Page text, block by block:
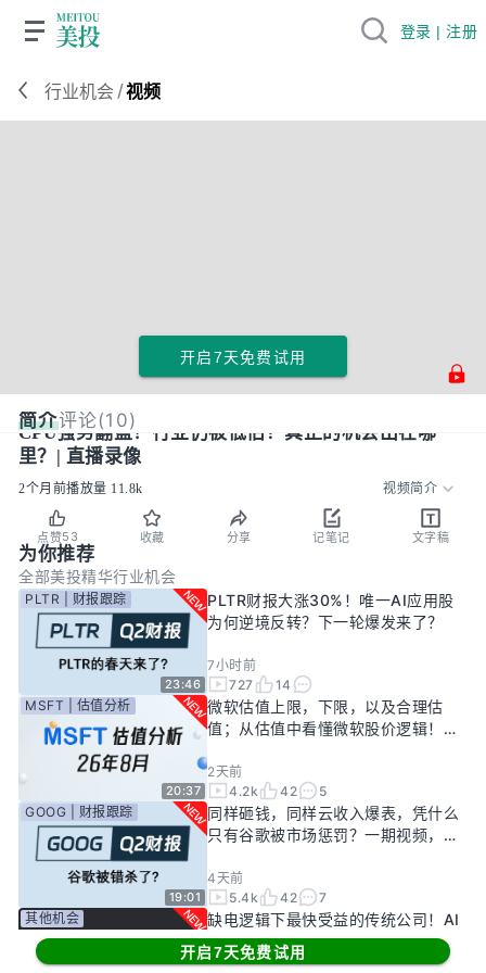
行业机会 /视频
开启7天免费试用
简介评论(10)
CPU强势翻盘！行业仍被低估？真正的机会出在哪
里？| 直播录像
2个月前播放量 11.8k 视频简介
点赞53 收藏 分享 记笔记 文字稿
为你推荐
全部美投精华行业机会
23:46
PLTR | 财报跟踪
PLTR财报大涨30%！唯一AI应用股
为何逆境反转？下一轮爆发来了？
7小时前
727
14
20:37
MSFT | 估值分析
微软估值上限，下限，以及合理估
值；从估值中看懂微软股价逻辑！
2天前
4.2k
42 5
19:01
GOOG | 财报跟踪
同样砸钱，同样云收入爆表，凭什么
只有谷歌被市场惩罚？一期视频，告
4天前
5.4k
42
7
其他机会
缺电逻辑下最快受益的传统公司！AI
新基建龙头，大跌过后正是买入机
会？
开启7天免费试用
登录 | 注册